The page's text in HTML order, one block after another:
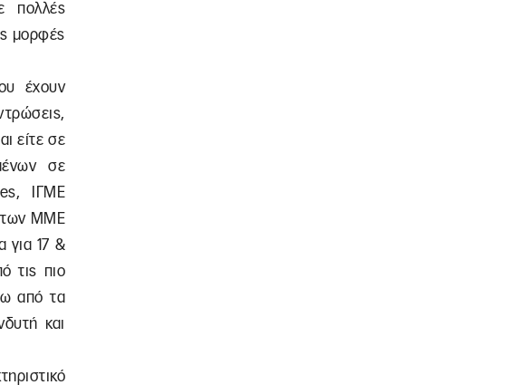
πολλές
μορφές
έχουν
είτε σε
σε
ΙΓΜΕ
των ΜΜΕ
για 17 &
τις πιο
από τα
και